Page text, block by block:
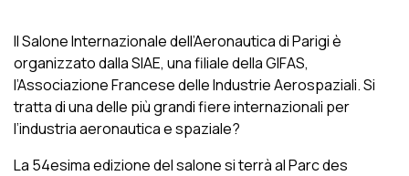
Il Salone Internazionale dell’Aeronautica di Parigi è
organizzato dalla SIAE, una filiale della GIFAS,
l’Associazione Francese delle Industrie Aerospaziali. Si
tratta di una delle più grandi fiere internazionali per
l’industria aeronautica e spaziale?
La 54esima edizione del salone si terrà al Parc des